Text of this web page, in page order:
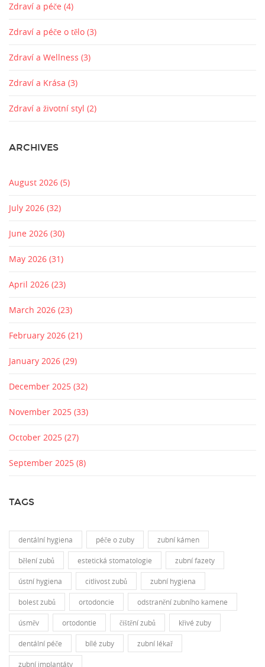
Zdraví a péče (4)
Zdraví a péče o tělo (3)
Zdraví a Wellness (3)
Zdraví a Krása (3)
Zdraví a životní styl (2)
ARCHIVES
August 2026 (5)
July 2026 (32)
June 2026 (30)
May 2026 (31)
April 2026 (23)
March 2026 (23)
February 2026 (21)
January 2026 (29)
December 2025 (32)
November 2025 (33)
October 2025 (27)
September 2025 (8)
TAGS
dentální hygiena péče o zuby zubní kámen
bělení zubů estetická stomatologie zubní fazety
ústní hygiena citlivost zubů zubní hygiena
bolest zubů ortodoncie odstranění zubního kamene
úsměv ortodontie čištění zubů křivé zuby
dentální péče bílé zuby zubní lékař
zubní implantáty